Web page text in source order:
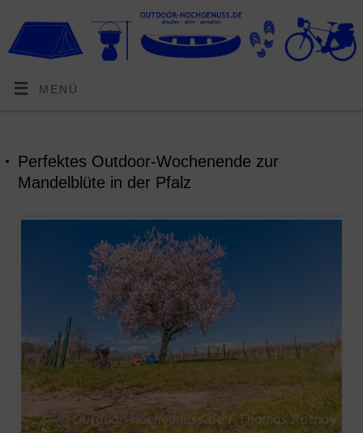
MENÜ
Perfektes Outdoor-Wochenende zur
Mandelblüte in der Pfalz